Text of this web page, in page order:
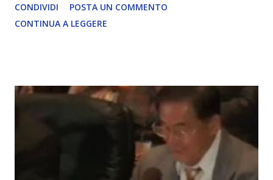
COMPLETO - fonte
CONDIVIDI
POSTA UN COMMENTO
CONTINUA A LEGGERE